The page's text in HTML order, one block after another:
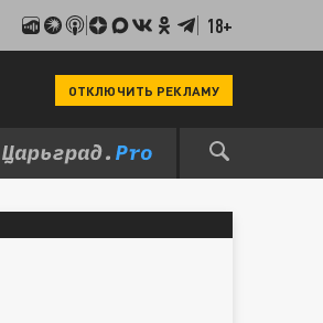
18+
ОТКЛЮЧИТЬ РЕКЛАМУ